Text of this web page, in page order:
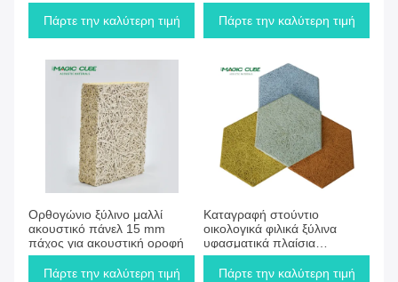
απορρόφηση θορύβου
Πάρτε την καλύτερη τιμή
ξύλου 1220*2440mm
Πάρτε την καλύτερη τιμή
Ορθογώνιο ξύλινο μαλλί
ακουστικό πάνελ 15 mm
πάχος για ακουστική οροφή
Πάρτε την καλύτερη τιμή
Καταγραφή στούντιο
οικολογικά φιλικά ξύλινα
υφασματικά πλαίσια
τσιμέντου υψηλή αντοχή
Πάρτε την καλύτερη τιμή